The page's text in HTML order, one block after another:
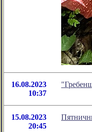
16.08.2023
10:37
15.08.2023
20:45